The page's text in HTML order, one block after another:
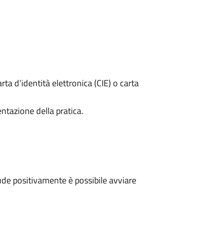
d’identità elettronica (CIE) o carta
della pratica.
positivamente è possibile avviare